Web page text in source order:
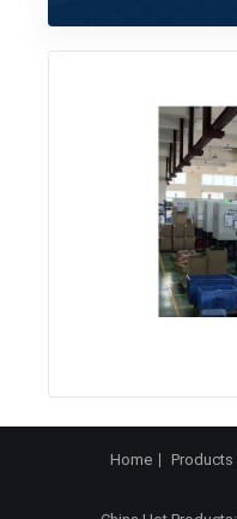
Home Products